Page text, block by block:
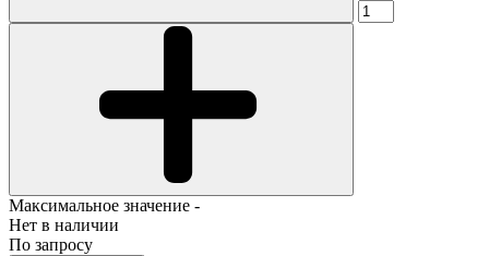
Максимальное значение -
Нет в наличии
По запросу